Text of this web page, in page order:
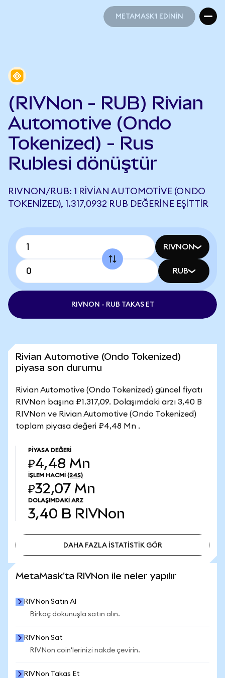
METAMASK'I EDİNİN
(RIVNon - RUB) Rivian
Automotive (Ondo
Tokenized) - Rus
Rublesi dönüştür
RIVNON/RUB: 1 RIVIAN AUTOMOTIVE (ONDO
TOKENIZED), 1.317,0932 RUB DEĞERINE EŞITTIR
RIVNON
RUB
RIVNON - RUB TAKAS ET
Rivian Automotive (Ondo Tokenized)
piyasa son durumu
Rivian Automotive (Ondo Tokenized) güncel fiyatı
RIVNon başına ₽1.317,09. Dolaşımdaki arzı 3,40 B
RIVNon ve Rivian Automotive (Ondo Tokenized)
toplam piyasa değeri ₽4,48 Mn .
PIYASA DEĞERI
₽4,48 Mn
İŞLEM HACMI (24S)
₽32,07 Mn
DOLAŞIMDAKI ARZ
3,40 B RIVNon
DAHA FAZLA İSTATİSTİK GÖR
MetaMask'ta RIVNon ile neler yapılır
RIVNon Satın Al
Birkaç dokunuşla satın alın.
RIVNon Sat
RIVNon coin'lerinizi nakde çevirin.
RIVNon Takas Et